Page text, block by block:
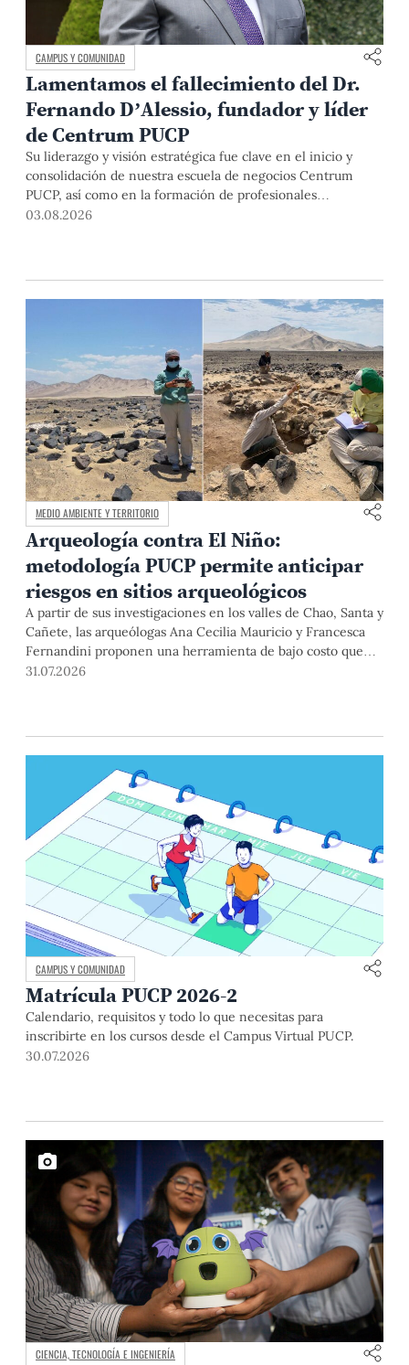
CAMPUS Y COMUNIDAD
Lamentamos el fallecimiento del Dr.
Fernando D’Alessio, fundador y líder
de Centrum PUCP
Su liderazgo y visión estratégica fue clave en el inicio y
consolidación de nuestra escuela de negocios Centrum
PUCP, así como en la formación de profesionales
empresariales comprometidos con el país. Por todo ello,
03.08.2026
MEDIO AMBIENTE Y TERRITORIO
Arqueología contra El Niño:
metodología PUCP permite anticipar
riesgos en sitios arqueológicos
A partir de sus investigaciones en los valles de Chao, Santa y
Cañete, las arqueólogas Ana Cecilia Mauricio y Francesca
Fernandini proponen una herramienta de bajo costo que
combina datos abiertos, mapas, sistemas de información
31.07.2026
CAMPUS Y COMUNIDAD
Matrícula PUCP 2026-2
Calendario, requisitos y todo lo que necesitas para
inscribirte en los cursos desde el Campus Virtual PUCP.
30.07.2026
CIENCIA, TECNOLOGÍA E INGENIERÍA